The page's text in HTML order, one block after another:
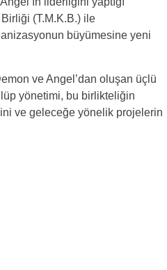
(T.M.K.B.) ile
büyümesine yeni
ve Angel’dan oluşan üçlü
yönetimi, bu birlikteliğin
ve geleceğe yönelik projelerin